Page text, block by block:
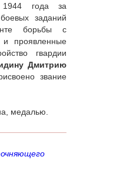
года за
заданий
борьбы с
и проявленные
гвардии
Дмитрию
звание
медалью.